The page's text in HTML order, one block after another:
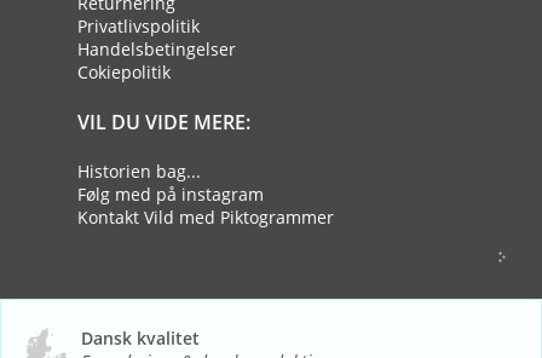
Privatlivspolitik
Handelsbetingelser
Cokiepolitik
VIL DU VIDE MERE:
Historien bag...
Følg med på instagram
Kontakt Vild med Piktogrammer
Dansk kvalitet